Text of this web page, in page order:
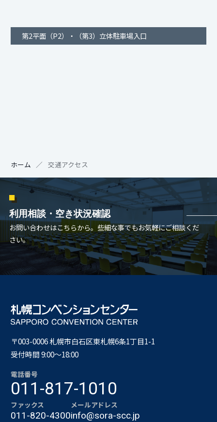
第2平面（P2）・（第3）立体駐車場入口
ホーム 交通アクセス
利用相談・空き状況確認
お問い合わせはこちらから。些細な事でもお気軽にご相談くだ
さい。
〒003-0006 札幌市⽩⽯区東札幌6条1丁⽬1-1
受付時間 9:00〜18:00
電話番号
011-817-1010
ファックス
011-820-4300
メールアドレス
info@sora-scc.jp